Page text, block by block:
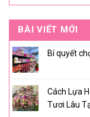
BÀI VIẾT MỚI
Bí quyết
Cách Lựa
Tươi Lâu